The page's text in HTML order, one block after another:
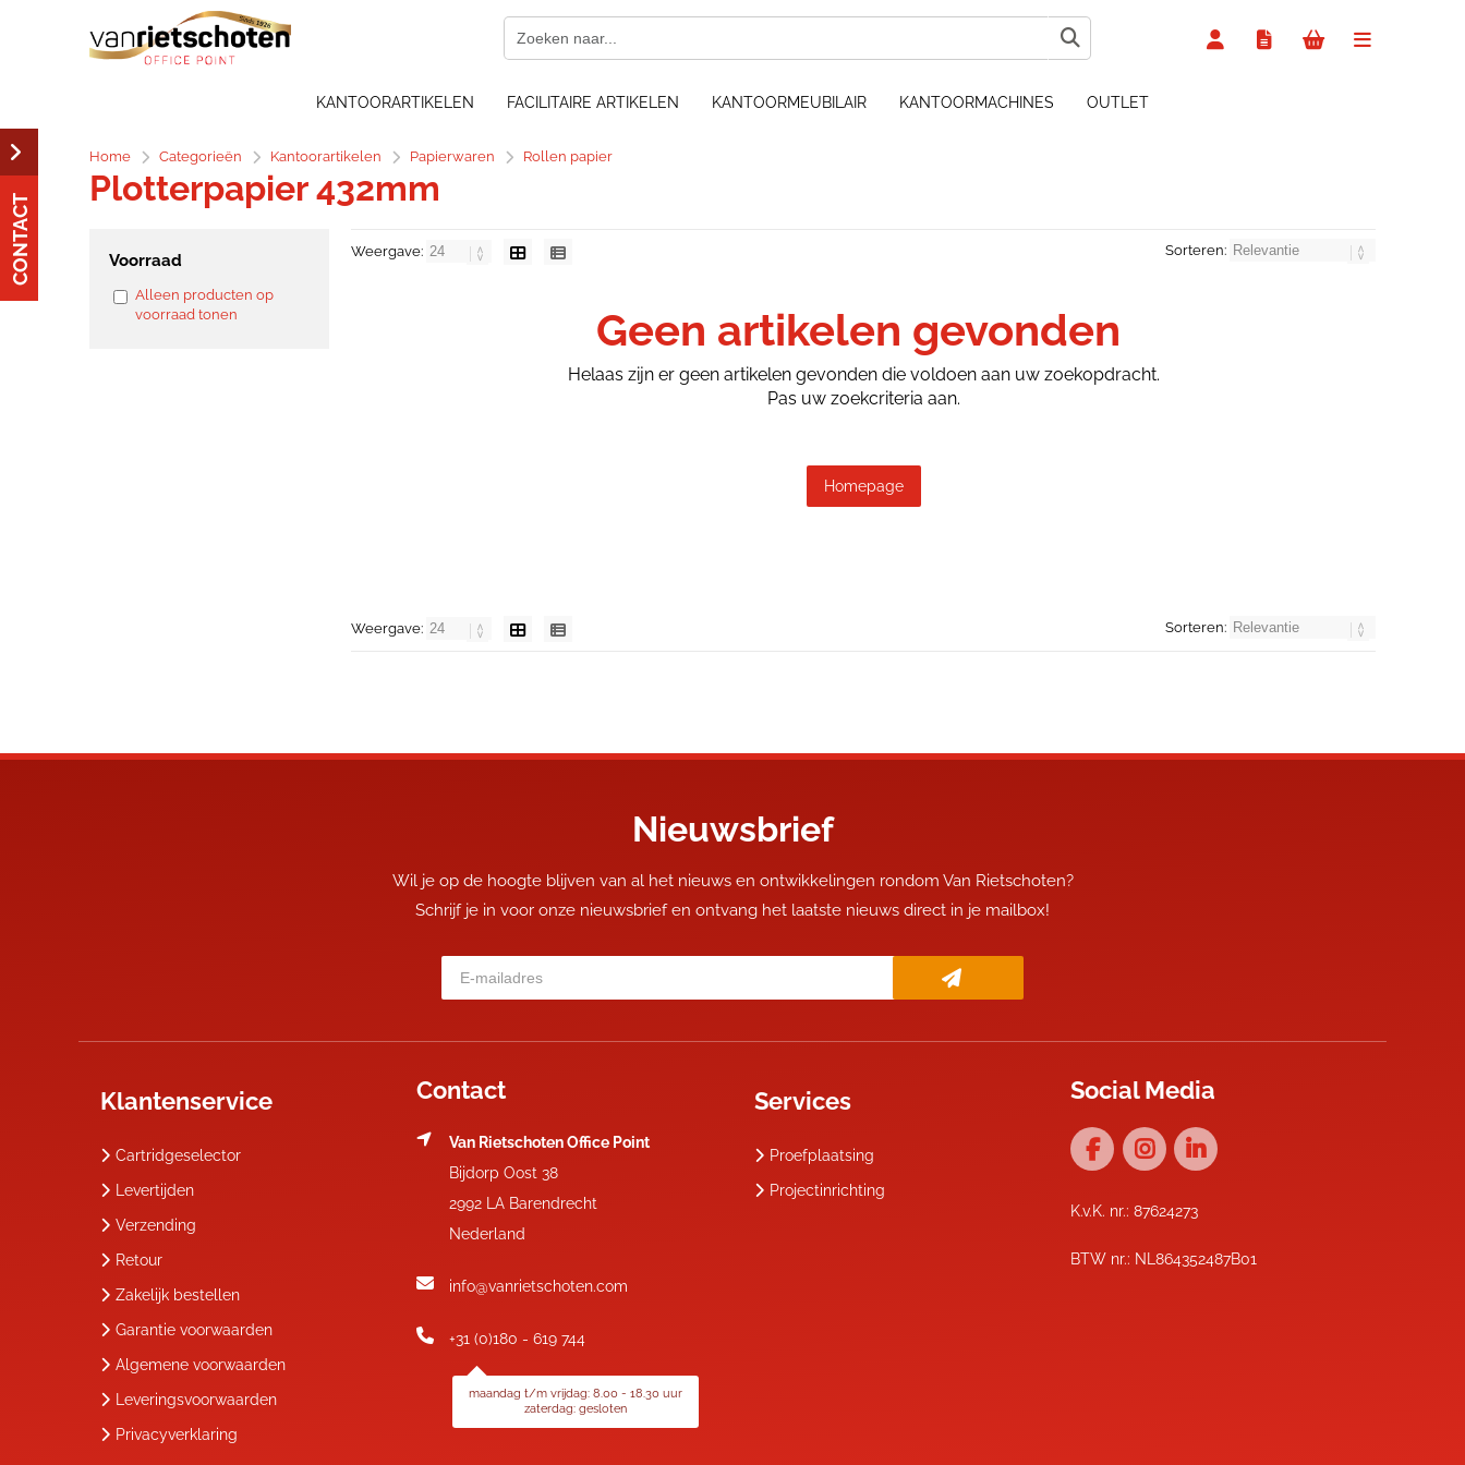
KANTOORARTIKELEN FACILITAIRE ARTIKELEN KANTOORMEUBILAIR KANTOORMACHINES OUTLET
Home Categorieën Kantoorartikelen Papierwaren Rollen papier
Plotterpapier 432mm
Voorraad
Alleen producten op
voorraad tonen
Weergave: Sorteren:
Geen artikelen gevonden
Helaas zijn er geen artikelen gevonden die voldoen aan uw zoekopdracht.
Pas uw zoekcriteria aan.
Homepage
Weergave: Sorteren:
Nieuwsbrief
Wil je op de hoogte blijven van al het nieuws en ontwikkelingen rondom Van Rietschoten?
Schrijf je in voor onze nieuwsbrief en ontvang het laatste nieuws direct in je mailbox!
Klantenservice
Cartridgeselector
Levertijden
Verzending
Retour
Zakelijk bestellen
Garantie voorwaarden
Algemene voorwaarden
Leveringsvoorwaarden
Privacyverklaring
Contact
Van Rietschoten Office Point
Bijdorp Oost 38
2992 LA Barendrecht
Nederland
info@vanrietschoten.com
+31 (0)180 - 619 744
maandag t/m vrijdag: 8.00 - 18.30 uur
zaterdag: gesloten
Services
Proefplaatsing
Projectinrichting
Social Media
K.v.K. nr.: 87624273
BTW nr.: NL864352487B01
CONTACT